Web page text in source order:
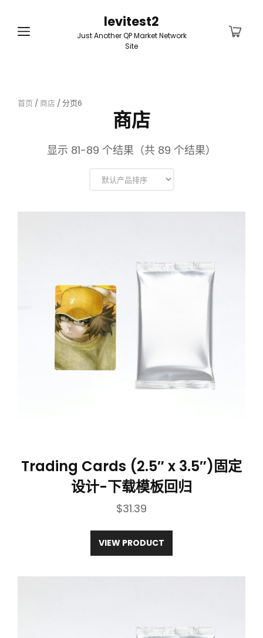
levitest2
Just Another QP Market Network
Site
首页 / 商店 / 分页6
商店
显示 81-89 个结果（共 89 个结果）
Trading Cards (2.5″ x 3.5″)固定
设计-下载模板回归
$31.39
VIEW PRODUCT